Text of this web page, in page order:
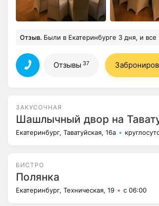
Отзыв. Были в Екатеринбурге 3 дня, и все три дня
Отзывы 37
ЗАКУСОЧНАЯ
Шашлычный двор на
Екатеринбург, Таватуйская, 16а
БИСТРО
Полянка
Екатеринбург, Техническая, 19 с 06:00